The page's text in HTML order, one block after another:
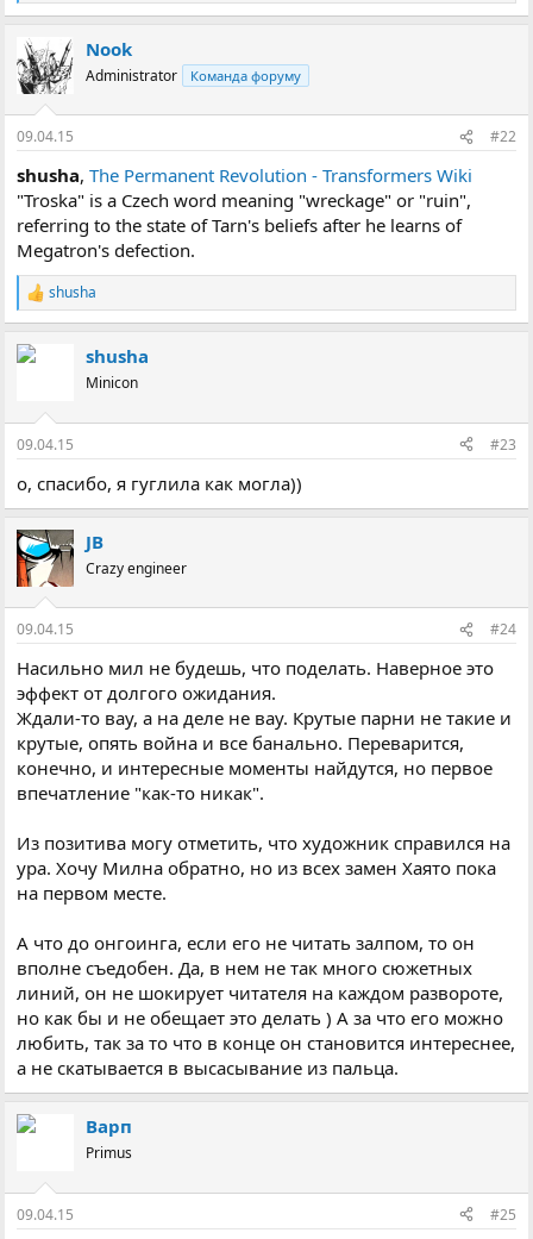
е
к
ц
і
Nook
Administrator Команда форуму
09.04.15 #22
shusha,The Permanent Revolution - Transformers Wiki
"Troska" is a Czech word meaning "wreckage" or "ruin",
referring to the state of Tarn's beliefs after he learns of
Megatron's defection.
Р
е
к
shusha
shusha
Minicon
09.04.15 #23
о, спасибо, я гуглила как могла))
JB
Crazy engineer
09.04.15 #24
Насильно мил не будешь, что поделать. Наверное это
эффект от долгого ожидания.
Ждали-то вау, а на деле не вау. Крутые парни не такие и
крутые, опять война и все банально. Переварится,
конечно, и интересные моменты найдутся, но первое
впечатление "как-то никак".
Из позитива могу отметить, что художник справился на
ура. Хочу Милна обратно, но из всех замен Хаято пока
на первом месте.
А что до онгоинга, если его не читать залпом, то он
вполне съедобен. Да, в нем не так много сюжетных
линий, он не шокирует читателя на каждом развороте,
но как бы и не обещает это делать ) А за что его можно
любить, так за то что в конце он становится интереснее,
а не скатывается в высасывание из пальца.
Варп
Primus
09.04.15 #25